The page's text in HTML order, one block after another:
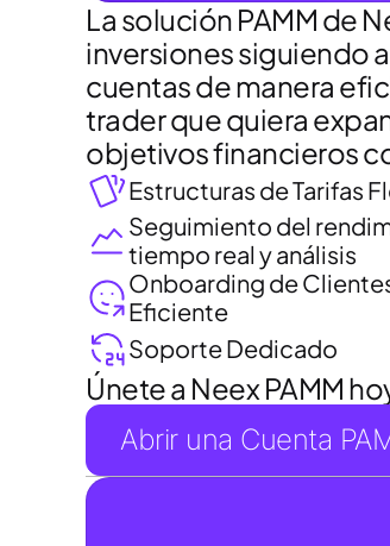
La solución PAMM de
inversiones siguiendo
cuentas de manera
trader que quiera
objetivos financieros
Estructuras de Tarifas
Seguimiento del
tiempo real y análisis
Onboarding de
Eficiente
Soporte Dedicado
Únete a Neex PAMM
Abrir una Cuenta